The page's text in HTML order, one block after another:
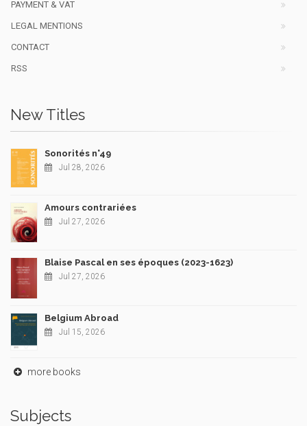
PAYMENT & VAT
LEGAL MENTIONS
CONTACT
RSS
New Titles
Sonorités n°49
Jul 28, 2026
Amours contrariées
Jul 27, 2026
Blaise Pascal en ses époques (2023-1623)
Jul 27, 2026
Belgium Abroad
Jul 15, 2026
more books
Subjects